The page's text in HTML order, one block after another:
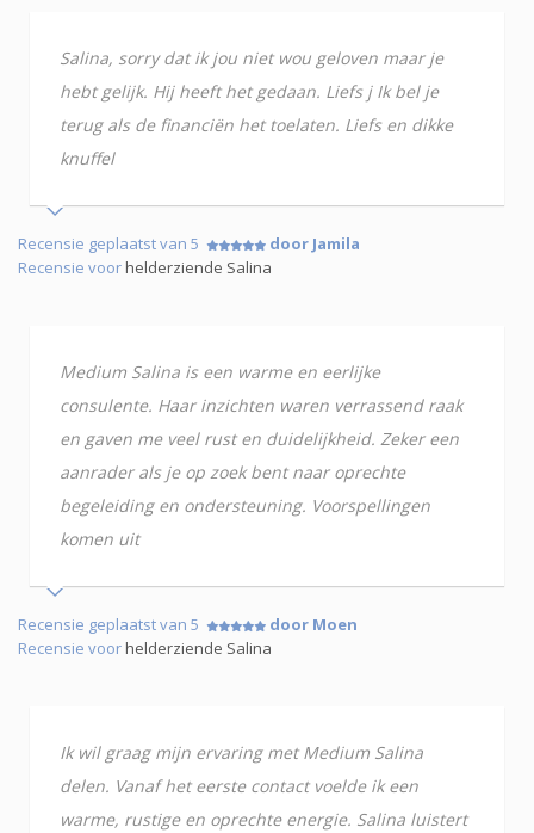
Salina, sorry dat ik jou niet wou geloven maar je
hebt gelijk. Hij heeft het gedaan. Liefs j Ik bel je
terug als de financiën het toelaten. Liefs en dikke
knuffel
Recensie geplaatst van 5
door Jamila
Recensie voorhelderziende Salina
Medium Salina is een warme en eerlijke
consulente. Haar inzichten waren verrassend raak
en gaven me veel rust en duidelijkheid. Zeker een
aanrader als je op zoek bent naar oprechte
begeleiding en ondersteuning. Voorspellingen
komen uit
Recensie geplaatst van 5
door Moen
Recensie voorhelderziende Salina
Ik wil graag mijn ervaring met Medium Salina
delen. Vanaf het eerste contact voelde ik een
warme, rustige en oprechte energie. Salina luistert